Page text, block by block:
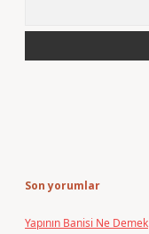
Son yorumlar
Yapının Banisi Ne Demek